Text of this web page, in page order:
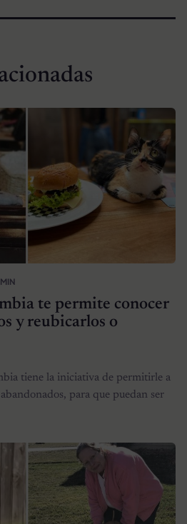
te permite conocer
y reubicarlos o
tiene la iniciativa de permitirle a
para que puedan ser